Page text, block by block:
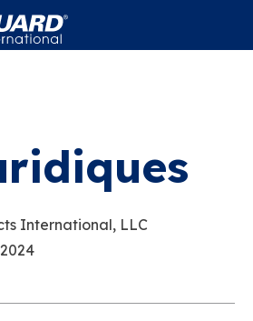
International, LLC